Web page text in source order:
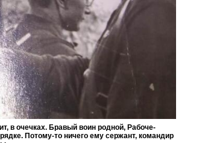
в очечках. Бравый воин родной, Рабоче-
Потому-то ничего ему сержант, командир